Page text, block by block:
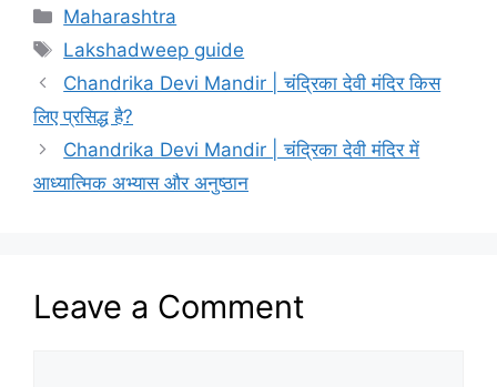
Categories
Maharashtra
Tags
Lakshadweep guide
Chandrika Devi Mandir | चंद्रिका देवी मंदिर किस
लिए प्रसिद्ध है?
Chandrika Devi Mandir | चंद्रिका देवी मंदिर में
आध्यात्मिक अभ्यास और अनुष्ठान
Leave a Comment